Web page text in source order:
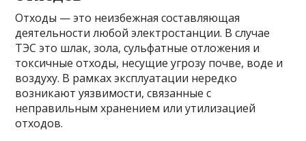
Отходы — это неизбежная составляющая
деятельности любой электростанции. В случае
ТЭС это шлак, зола, сульфатные отложения и
токсичные отходы, несущие угрозу почве, воде и
воздуху. В рамках эксплуатации нередко
возникают уязвимости, связанные с
неправильным хранением или утилизацией
отходов.